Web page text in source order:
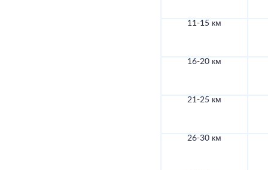
11-15 км
16-20 км
21-25 км
26-30 км